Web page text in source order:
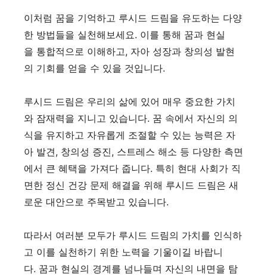
이처럼 꿈을 기억하고 루시드 드림을 유도하는 다양
한 방법들을 실천해보세요. 이를 통해 꿈과 현실
을 통합적으로 이해하고, 자아 성장과 창의성 발현
의 기회를 얻을 수 있을 것입니다.
루시드 드림은 우리의 삶에 있어 매우 중요한 가치
와 잠재력을 지니고 있습니다. 꿈 속에서 자신의 의
식을 유지하고 자유롭게 조절할 수 있는 능력은 자
아 발견, 창의성 증진, 스트레스 해소 등 다양한 측면
에서 큰 혜택을 가져다 줍니다. 특히 현대 사회가 직
면한 정신 건강 문제 해결을 위해 루시드 드림은 새
로운 대안으로 주목받고 있습니다.
따라서 여러분 모두가 루시드 드림의 가치를 인식하
고 이를 실천하기 위한 노력을 기울이길 바랍니
다. 꿈과 현실의 경계를 넘나들며 자신의 내면을 탐